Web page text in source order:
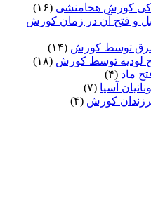
کورش هخامنشی (۱۶)
و فتح آن در زمان کورش
توسط کورش (۱۴)
لودیه توسط کورش (۱۸)
ماد (۴)
آسیا (۷)
کورش (۴)